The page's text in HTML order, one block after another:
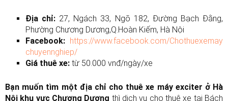
Địa chỉ: 27, Ngách 33, Ngõ 182, Đường Bạch Đằng,
Phường Chương Dương,Q.Hoàn Kiếm, Hà Nội
Facebook: https://www.facebook.com/Chothuexemay
chuyennghiep/
Giá thuê xe: từ 50.000 vnđ/ngày/xe
Bạn muốn tìm một địa chỉ cho thuê xe máy exciter ở Hà
Nội khu vực Chương Dương thì dịch vụ cho thuê xe tại Bách